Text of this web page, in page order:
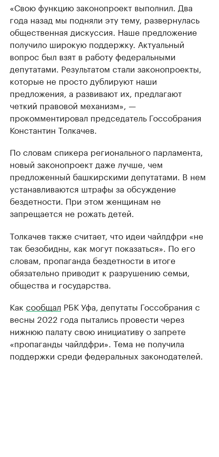
«Свою функцию законопроект выполнил. Два
года назад мы подняли эту тему, развернулась
общественная дискуссия. Наше предложение
получило широкую поддержку. Актуальный
вопрос был взят в работу федеральными
депутатами. Результатом стали законопроекты,
которые не просто дублируют наши
предложения, а развивают их, предлагают
четкий правовой механизм», —
прокомментировал председатель Госсобрания
Константин Толкачев.
По словам спикера регионального парламента,
новый законопроект даже лучше, чем
предложенный башкирскими депутатами. В нем
устанавливаются штрафы за обсуждение
бездетности. При этом женщинам не
запрещается не рожать детей.
Толкачев также считает, что идеи чайлдфри «не
так безобидны, как могут показаться». По его
словам, пропаганда бездетности в итоге
обязательно приводит к разрушению семьи,
общества и государства.
Как сообщал РБК Уфа, депутаты Госсобрания с
весны 2022 года пытались провести через
нижнюю палату свою инициативу о запрете
«пропаганды чайлдфри». Тема не получила
поддержки среди федеральных законодателей.